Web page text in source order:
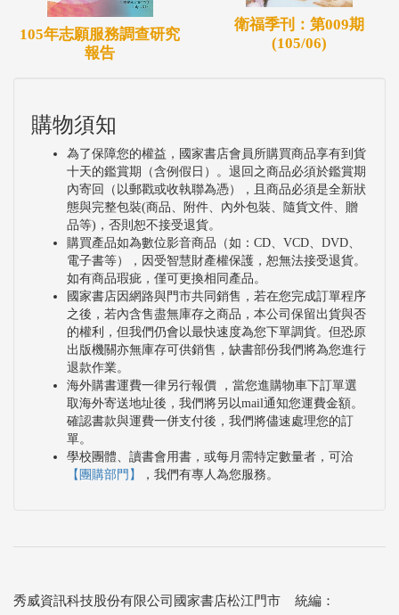
105年志願服務調查研究
報告
衛福季刊：第009期
(105/06)
購物須知
為了保障您的權益，國家書店會員所購買商品享有到貨
十天的鑑賞期（含例假日）。退回之商品必須於鑑賞期
內寄回（以郵戳或收執聯為憑），且商品必須是全新狀
態與完整包裝(商品、附件、內外包裝、隨貨文件、贈
品等)，否則恕不接受退貨。
購買產品如為數位影音商品（如：CD、VCD、DVD、
電子書等），因受智慧財產權保護，恕無法接受退貨。
如有商品瑕疵，僅可更換相同產品。
國家書店因網路與門市共同銷售，若在您完成訂單程序
之後，若內含售盡無庫存之商品，本公司保留出貨與否
的權利，但我們仍會以最快速度為您下單調貨。但恐原
出版機關亦無庫存可供銷售，缺書部份我們將為您進行
退款作業。
海外購書運費一律另行報價 ，當您進購物車下訂單選
取海外寄送地址後，我們將另以mail通知您運費金額。
確認書款與運費一併支付後，我們將儘速處理您的訂
單。
學校團體、讀書會用書，或每月需特定數量者，可洽
【團購部門】
，我們有專人為您服務。
秀威資訊科技股份有限公司國家書店松江門市 統編：